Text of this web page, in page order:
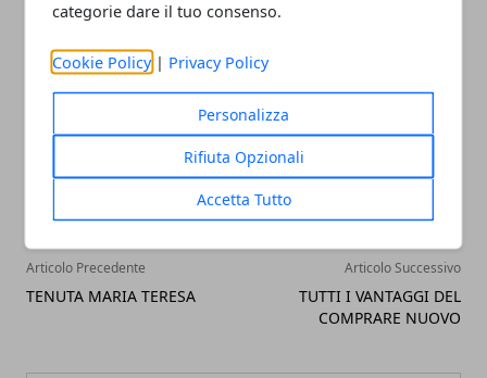
categorie dare il tuo consenso.
Cookie Policy | Privacy Policy
Personalizza
Rifiuta Opzionali
Accetta Tutto
LOCAZIONE TURISTICA
Whatsapp
Articolo Precedente
TENUTA MARIA TERESA
Articolo Successivo
TUTTI I VANTAGGI DEL
COMPRARE NUOVO